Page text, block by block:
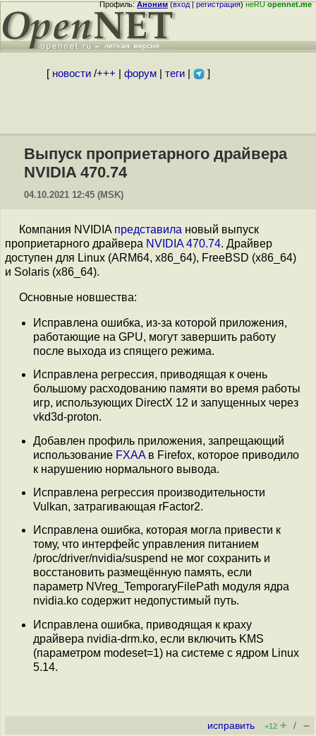
Профиль:Аноним(вход|регистрация)неRUopennet.me
[ новости/+++ форум| теги| ]
Выпуск проприетарного драйвера
NVIDIA 470.74
04.10.2021 12:45 (MSK)
Компания NVIDIA представила новый выпуск
проприетарного драйвера NVIDIA 470.74. Драйвер
доступен для Linux (ARM64, x86_64), FreeBSD (x86_64)
и Solaris (x86_64).
Основные новшества:
Исправлена ошибка, из-за которой приложения,
работающие на GPU, могут завершить работу
после выхода из спящего режима.
Исправлена регрессия, приводящая к очень
большому расходованию памяти во время работы
игр, использующих DirectX 12 и запущенных через
vkd3d-proton.
Добавлен профиль приложения, запрещающий
использование FXAA в Firefox, которое приводило
к нарушению нормального вывода.
Исправлена регрессия производительности
Vulkan, затрагивающая rFactor2.
Исправлена ошибка, которая могла привести к
тому, что интерфейс управления питанием
/proc/driver/nvidia/suspend не мог сохранить и
восстановить размещённую память, если
параметр NVreg_TemporaryFilePath модуля ядра
nvidia.ko содержит недопустимый путь.
Исправлена ошибка, приводящая к краху
драйвера nvidia-drm.ko, если включить KMS
(параметром modeset=1) на системе с ядром Linux
5.14.
исправить +12 + / –